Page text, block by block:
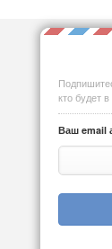
кто будет
Ваш email